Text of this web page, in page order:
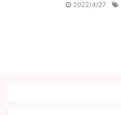
2022/4/27